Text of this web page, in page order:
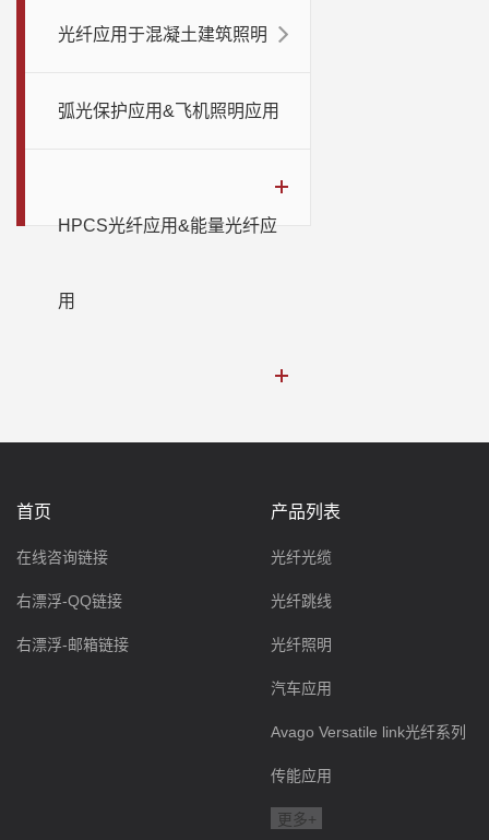
光纤应用于混凝土建筑照明
弧光保护应用&飞机照明应用
HPCS光纤应用&能量光纤应
用
首页
在线咨询链接
右漂浮-QQ链接
右漂浮-邮箱链接
产品列表
光纤光缆
光纤跳线
光纤照明
汽车应用
Avago Versatile link光纤系列
传能应用
更多+